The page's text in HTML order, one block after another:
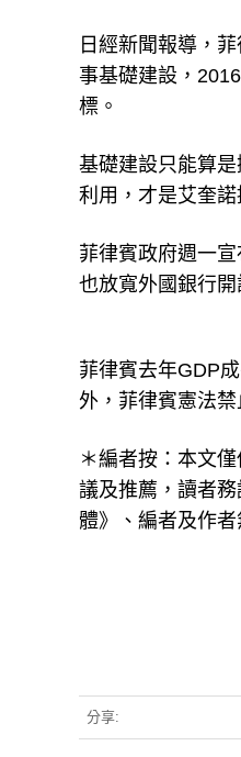
日經新聞報導，
事基礎建設，
標。
基礎建設只能算
利用，才是艾奎
菲律賓政府週一
也放寬外國銀行開
菲律賓去年GDP
外，菲律賓憲法
＊編者按：本文
議及推薦，讀者
體》、編者及作
分享: